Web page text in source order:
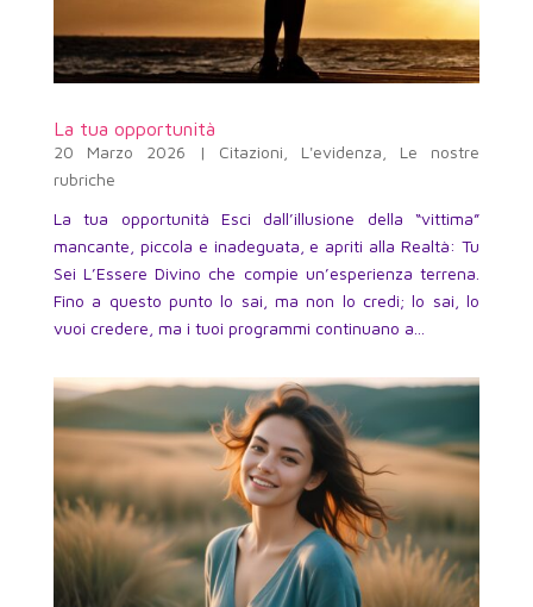
La tua opportunità
20 Marzo 2026 | Citazioni, L'evidenza, Le nostre
rubriche
La tua opportunità Esci dall’illusione della “vittima”
mancante, piccola e inadeguata, e apriti alla Realtà: Tu
Sei L’Essere Divino che compie un’esperienza terrena.
Fino a questo punto lo sai, ma non lo credi; lo sai, lo
vuoi credere, ma i tuoi programmi continuano a...